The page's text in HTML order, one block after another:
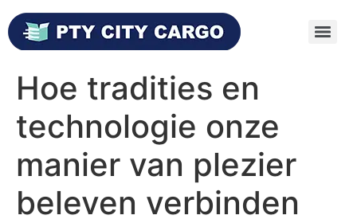
Hoe tradities en
technologie onze
manier van plezier
beleven verbinden